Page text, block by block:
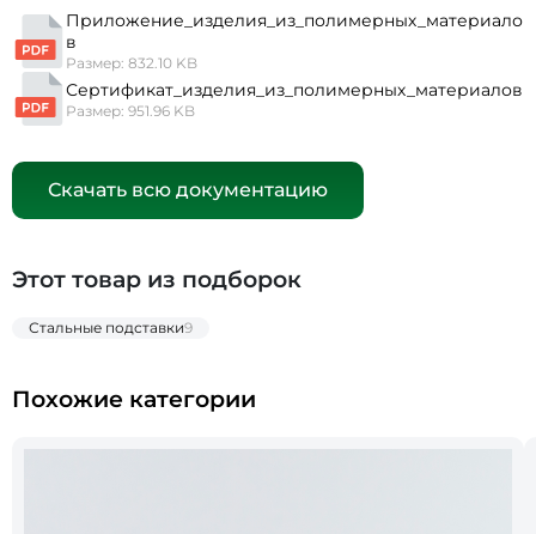
Приложение_изделия_из_полимерных_материало
в
Размер: 832.10 KB
Сертификат_изделия_из_полимерных_материалов
Размер: 951.96 KB
Скачать всю документацию
Этот товар из подборок
Стальные подставки9
Похожие категории